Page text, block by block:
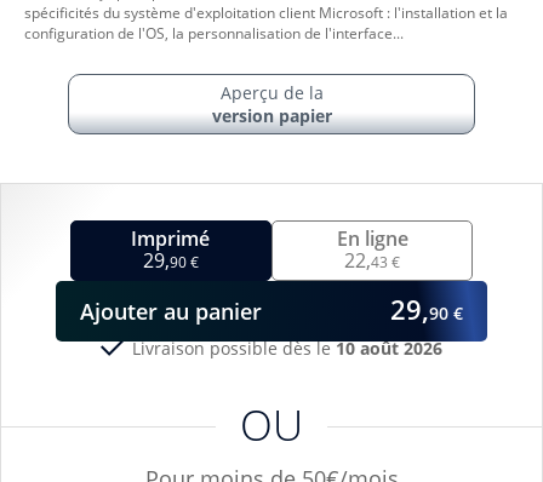
Imprimé
29,90 €
OU
Livraison possible dès le10 août 2026
En ligne
22,43 €
Ajouter au panier 29,90 €
spécificités du système d'exploitation client Microsoft : l'installation et la
configuration de l'OS, la personnalisation de l'interface...
Aperçu de la
version papier